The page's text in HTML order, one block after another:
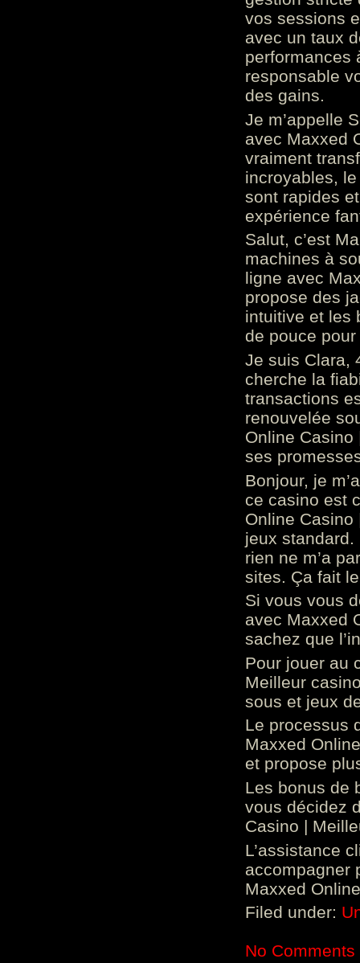
vos sessions
avec un taux
performances
responsable
des gains.
Je m’appelle
avec Maxxed
vraiment
incroyables,
sont rapides
expérience
Salut, c’est
machines à
ligne avec
propose des
intuitive et les
de pouce
Je suis Clara,
cherche la
transactions
renouvelée
Online
ses
Bonjour, je
ce casino est
Online
jeux standard.
rien ne m’a
sites. Ça fait
Si vous vous
avec Maxxed
sachez que
Pour jouer au
Meilleur
sous et jeux
Le processus
Maxxed
et propose
Les bonus de
vous décidez
Casino |
L’assistance
accompagner
Maxxed
Filed under:
No Comments